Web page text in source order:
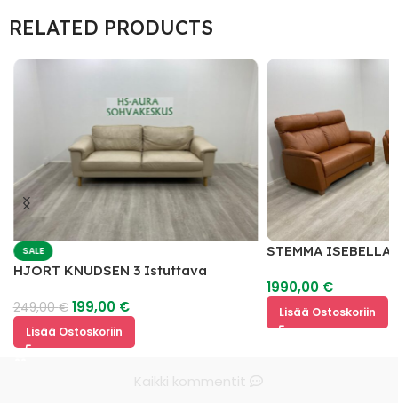
RELATED PRODUCTS
SALE
HJORT KNUDSEN 3 Istuttava
249,00€ 199,00 €
Lisää Ostoskoriin
STEMMA
1990,00 €
Lisää Ostoskoriin